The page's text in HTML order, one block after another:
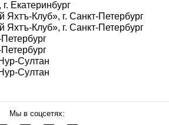
Екатеринбург
Клуб», г. Санкт-Петербург
Клуб», г. Санкт-Петербург
Султан
Султан
Мы в соцсетях: